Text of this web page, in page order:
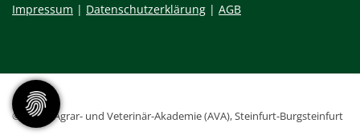
Impressum | Datenschutzerklärung | AGB
© 2026 - Agrar- und Veterinär-Akademie (AVA), Steinfurt-Burgsteinfurt